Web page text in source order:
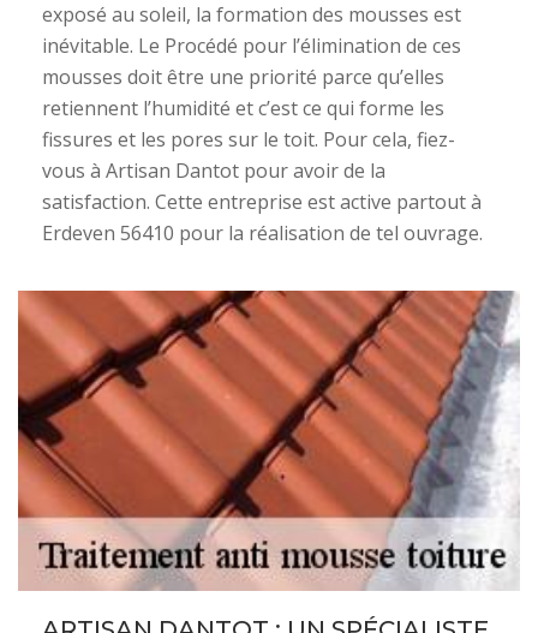
exposé au soleil, la formation des mousses est
inévitable. Le Procédé pour l’élimination de ces
mousses doit être une priorité parce qu’elles
retiennent l’humidité et c’est ce qui forme les
fissures et les pores sur le toit. Pour cela, fiez-
vous à Artisan Dantot pour avoir de la
satisfaction. Cette entreprise est active partout à
Erdeven 56410 pour la réalisation de tel ouvrage.